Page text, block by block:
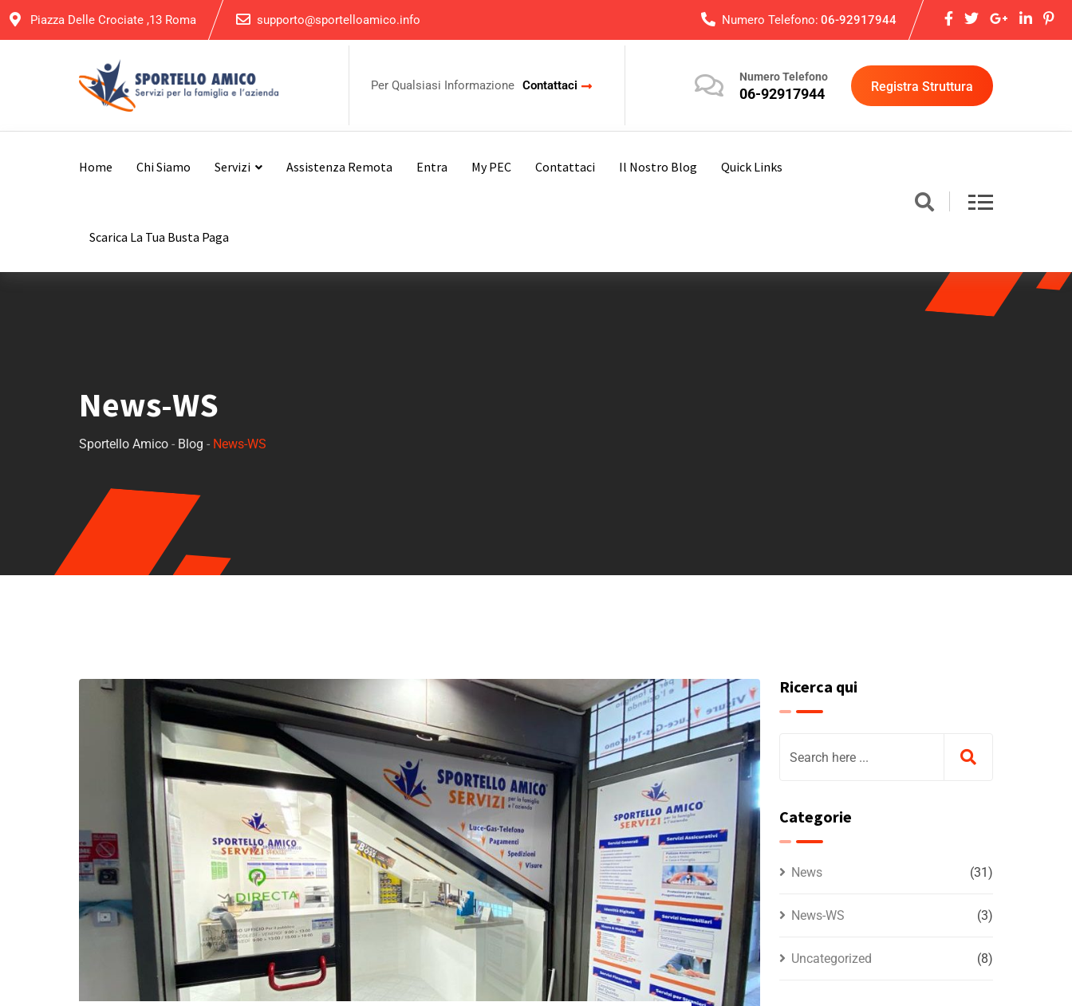
Piazza Delle Crociate ,13 Roma supporto@sportelloamico.info Numero Telefono: 06-92917944
Per Qualsiasi Informazione Contattaci
Numero Telefono
06-92917944 Registra Struttura
Home Chi Siamo Servizi Assistenza Remota Entra My PEC Contattaci Il Nostro Blog Quick Links
Scarica La Tua Busta Paga
News-WS
Sportello Amico - Blog - News-WS
Ricerca qui
Categorie
News (31)
News-WS (3)
Uncategorized (8)